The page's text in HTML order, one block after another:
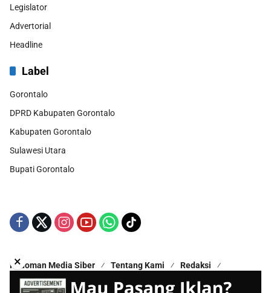
Legislator
Advertorial
Headline
Label
Gorontalo
DPRD Kabupaten Gorontalo
Kabupaten Gorontalo
Sulawesi Utara
Bupati Gorontalo
Pedoman Media Siber Tentang Kami
Redaksi
Kontak Kami
Disclaimer
×